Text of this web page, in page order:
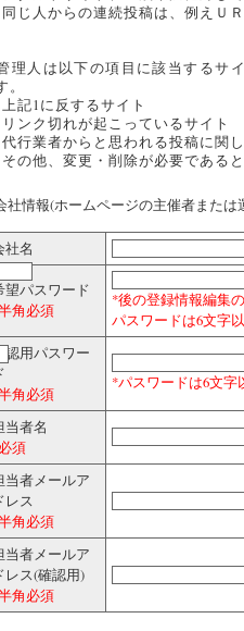
じ人からの連続投稿は、例えＵ
理人は以下の項目に該当するサ
。
記1に反するサイト
ンク切れが起こっているサイト
行業者からと思われる投稿に関
の他、変更・削除が必要である
社情報(ホームページの主催者また
社名
望パスワード
角必須
*後の登録情報編集
パスワードは6文字
認用パスワー
角必須
*パスワードは6文字
当者名
須
当者メールア
レス
角必須
当者メールア
レス(確認用)
角必須